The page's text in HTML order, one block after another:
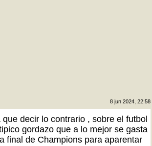
8 jun 2024, 22:58
decir lo contrario , sobre el futbol
gordazo que a lo mejor se gasta
final de Champions para aparentar